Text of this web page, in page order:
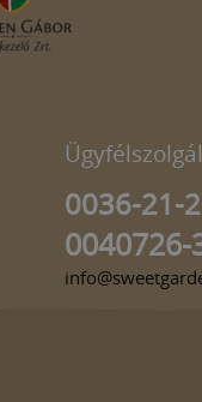
0036-21-
0040726-